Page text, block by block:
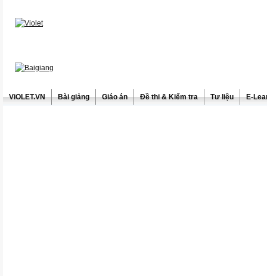
ViOLET.VN Bài giảng Giáo án Đề thi & Kiểm tra Tư liệu E-